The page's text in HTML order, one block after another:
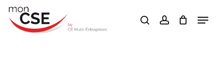
Skip
searchaccount